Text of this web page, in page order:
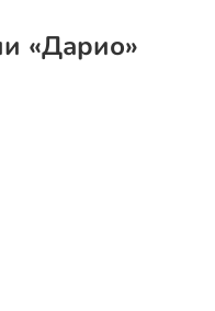
«Дарио»